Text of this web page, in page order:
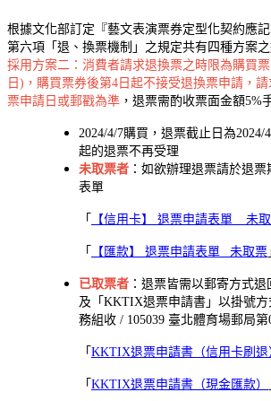
根據文化部訂定『藝文表演票券定型化契約應記
第六項「退、換票機制」之規定共有四種方案之
採用方案二：消費者請求退換票之時限為購買
日)，購買票券後第4日起不接受退換票申請，
票申請日或郵戳為準 ，退票需酌收票面金額5%
2024/4/7購買，退票截止日為2024/
起的退票不再受理
未取票者 ：如欲辦理退票請於退
表單
「 【信用卡】 退票申請表單 _ 未
「 【匯款】 退票申請表單_ 未取票
已取票者 ：退票皆需以郵寄方式退
及「KKTIX退票申請書」以掛號
務組收 / 105039 臺北體育場郵局第
「 KKTIX退票申請書（信用卡刷退
「 KKTIX退票申請書（現金匯款）